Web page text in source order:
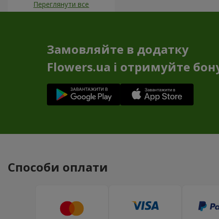
Переглянути все
Замовляйте в додатку
Flowers.ua і отримуйте
Способи оплати